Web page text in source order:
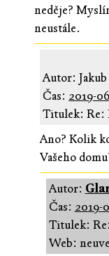
neděje?
neustále.
Autor:
Čas: 2019-
Titulek: Re:
Ano? Kolik
Vašeho
Autor:
Čas: 2019-
Titulek:
Web: